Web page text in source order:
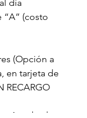
día
(costo
(Opción a
en tarjeta de
RECARGO
Aprobado y